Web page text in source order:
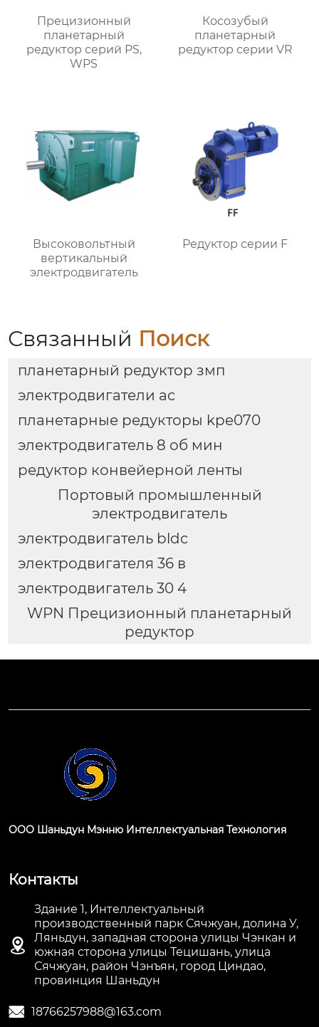
Прецизионный
планетарный
редуктор серий PS,
WPS
Косозубый
планетарный
редуктор серии VR
Высоковольтный
вертикальный
электродвигатель
Редуктор серии F
Связанный Поиск
планетарный редуктор змп
электродвигатели ac
планетарные редукторы kpe070
электродвигатель 8 об мин
редуктор конвейерной ленты
Портовый промышленный
электродвигатель
электродвигатель bldc
электродвигателя 36 в
электродвигатель 30 4
WPN Прецизионный планетарный
редуктор
ООО Шаньдун Мэнню Интеллектуальная Технология
Контакты

Здание 1, Интеллектуальный
производственный парк Сячжуан, долина У,
Ляньдун, западная сторона улицы Чэнкан и
южная сторона улицы Тецишань, улица
Сячжуан, район Чэнъян, город Циндао,
провинция Шаньдун
 18766257988@163.com